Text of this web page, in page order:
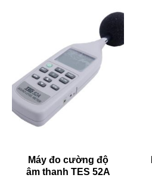
Máy đo cường độ
âm thanh TES 52A